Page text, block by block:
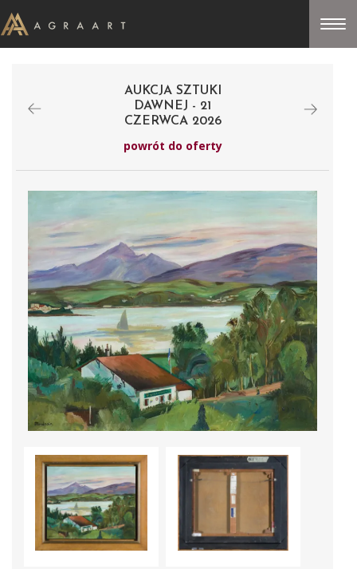
AUKCJA SZTUKI
DAWNEJ - 21
CZERWCA 2026
powrót do oferty